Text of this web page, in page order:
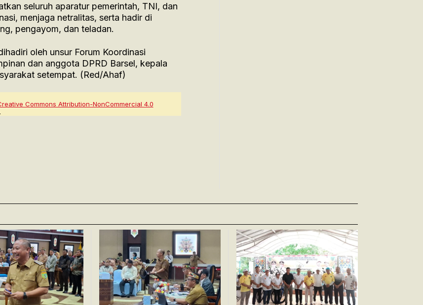
seluruh aparatur pemerintah, TNI, dan
menjaga netralitas, serta hadir di
pengayom, dan teladan.
oleh unsur Forum Koordinasi
dan anggota DPRD Barsel, kepala
setempat. (Red/Ahaf)
Commons Attribution-NonCommercial 4.0